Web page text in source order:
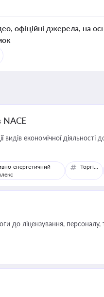
офіційні джерела, на
NACE
економічної діяльності
енергетичний
Торгівля
до ліцензування, персоналу,